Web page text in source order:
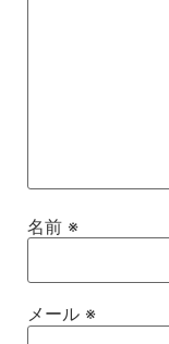
名前 ※
メール ※